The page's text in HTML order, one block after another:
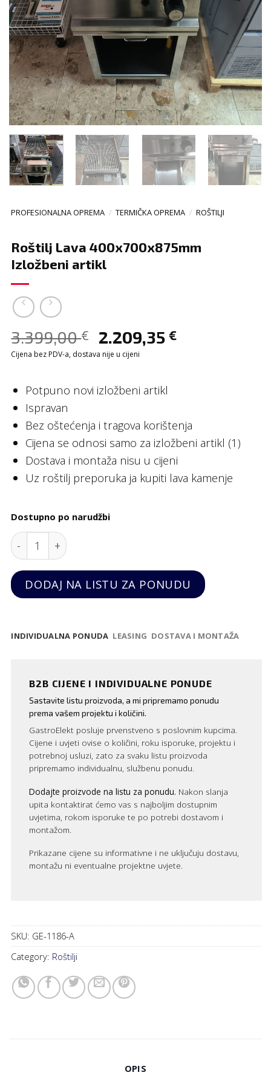
PROFESIONALNA OPREMA / TERMIČKA OPREMA / ROŠTILJI
Roštilj Lava 400x700x875mm
Izložbeni artikl
3.399,00€ 2.209,35 €
Cijena bez PDV-a, dostava nije u cijeni
Potpuno novi izložbeni artikl
Ispravan
Bez oštećenja i tragova korištenja
Cijena se odnosi samo za izložbeni artikl (1)
Dostava i montaža nisu u cijeni
Uz roštilj preporuka ja kupiti lava kamenje
Dostupno po narudžbi
Roštilj Lava 400x700x875mm Izložbeni artikl
DODAJ NA LISTU ZA PONUDU
INDIVIDUALNA PONUDA LEASING DOSTAVA I MONTAŽA
B2B CIJENE I INDIVIDUALNE PONUDE
Sastavite listu proizvoda, a mi pripremamo ponudu
prema vašem projektu i količini.
GastroElekt posluje prvenstveno s poslovnim kupcima.
Cijene i uvjeti ovise o količini, roku isporuke, projektu i
potrebnoj usluzi, zato za svaku listu proizvoda
pripremamo individualnu, službenu ponudu.
Dodajte proizvode na listu za ponudu. Nakon slanja
upita kontaktirat ćemo vas s najboljim dostupnim
uvjetima, rokom isporuke te po potrebi dostavom i
montažom.
Prikazane cijene su informativne i ne uključuju dostavu,
montažu ni eventualne projektne uvjete.
SKU: GE-1186-A
Category: Roštilji
OPIS